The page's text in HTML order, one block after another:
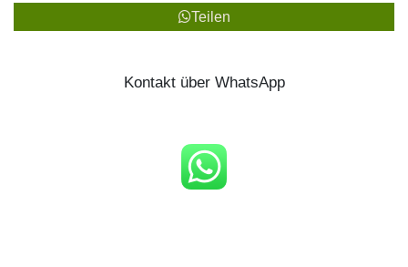
Teilen
Kontakt über WhatsApp